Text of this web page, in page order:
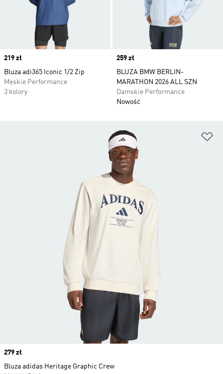
Price
219 zł
Bluza adi365 Iconic 1/2 Zip
Męskie Performance
3 kolory
Price
259 zł
BLUZA BMW BERLIN-
MARATHON 2026 ALL SZN
Damskie Performance
Nowość
Price
279 zł
Bluza adidas Heritage Graphic Crew